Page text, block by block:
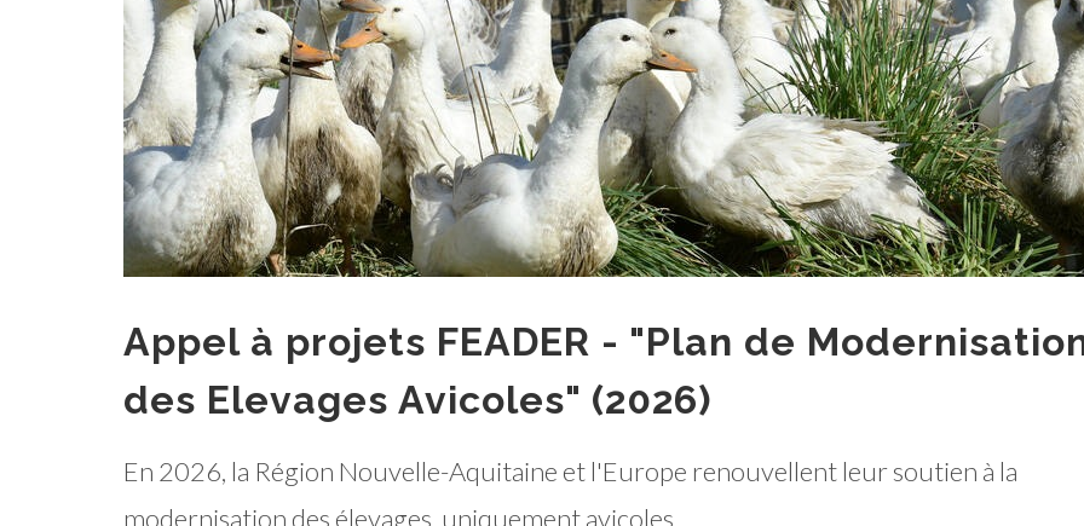
Appel à projets FEADER - "Plan de
des Elevages Avicoles" (2026)
En 2026, la Région Nouvelle-Aquitaine et l'Europe renouvellent leur soutien à la
modernisation des élevages, uniquement avicoles.